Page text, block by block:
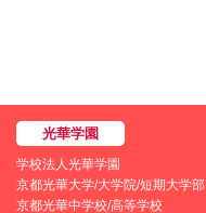
学校法人光華学園
京都光華大学/大学院/短期大学部
京都光華中学校/高等学校